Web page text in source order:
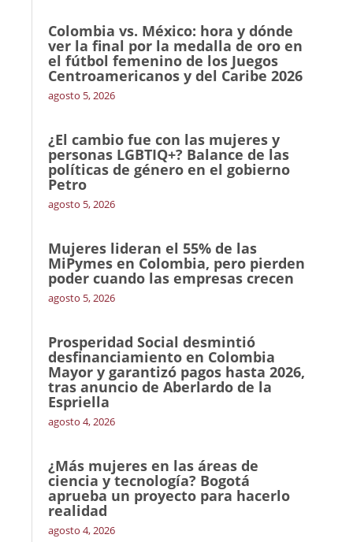
Colombia vs. México: hora y dónde
ver la final por la medalla de oro en
el fútbol femenino de los Juegos
Centroamericanos y del Caribe 2026
agosto 5, 2026
¿El cambio fue con las mujeres y
personas LGBTIQ+? Balance de las
políticas de género en el gobierno
Petro
agosto 5, 2026
Mujeres lideran el 55% de las
MiPymes en Colombia, pero pierden
poder cuando las empresas crecen
agosto 5, 2026
Prosperidad Social desmintió
desfinanciamiento en Colombia
Mayor y garantizó pagos hasta 2026,
tras anuncio de Aberlardo de la
Espriella
agosto 4, 2026
¿Más mujeres en las áreas de
ciencia y tecnología? Bogotá
aprueba un proyecto para hacerlo
realidad
agosto 4, 2026